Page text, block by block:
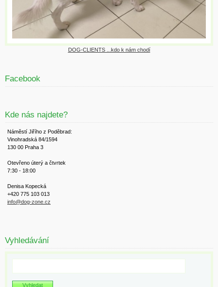
DOG-CLIENTS ...kdo k nám chodí
Facebook
Kde nás najdete?
Náměstí Jiřího z Poděbrad:
Vinohradská 84/1594
130 00 Praha 3
Otevřeno úterý a čtvrtek
7:30 - 18:00
Denisa Kopecká
+420 775 103 013
info@dog-zone.cz
Vyhledávání